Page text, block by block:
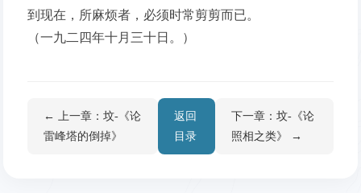
到现在，所麻烦者，必须时常剪剪而已。
（一九二四年十月三十日。）
← 上一章：坟-《论
雷峰塔的倒掉》
返回
目录
下一章：坟-《论
照相之类》 →